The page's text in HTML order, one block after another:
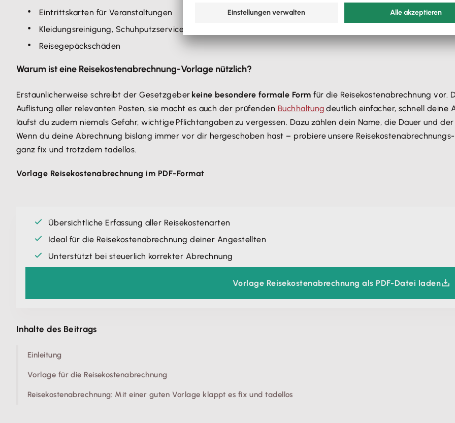
Eintrittskarten für Veranstaltungen
Kleidungsreinigung, Schuhputzservice
Reisegepäckschäden
Warum ist eine Reisekostenabrechnung-Vorlage nützlich?
Erstaunlicherweise schreibt der Gesetzgeber keine besondere formale Form für die Reisekostenabrechnung vor.
Auflistung aller relevanten Posten, sie macht es auch der prüfenden Buchhaltung deutlich einfacher, schnell deine
läufst du zudem niemals Gefahr, wichtige Pflichtangaben zu vergessen. Dazu zählen dein Name, die Dauer und
Wenn du deine Abrechnung bislang immer vor dir hergeschoben hast – probiere unsere
ganz fix und trotzdem tadellos.
Vorlage Reisekostenabrechnung im PDF-Format
Übersichtliche Erfassung aller Reisekostenarten
Ideal für die Reisekostenabrechnung deiner Angestellten
Unterstützt bei steuerlich korrekter Abrechnung
Vorlage Reisekostenabrechnung als PDF-Datei laden
Inhalte des Beitrags
Einleitung
Vorlage für die Reisekostenabrechnung
Reisekostenabrechnung: Mit einer guten Vorlage klappt es fix und tadellos